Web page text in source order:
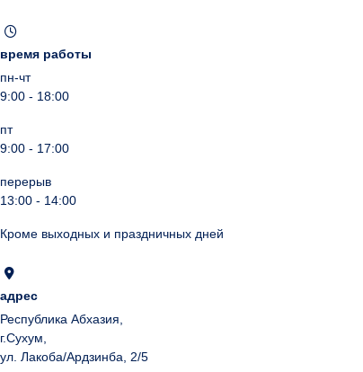
время работы
пн-чт
9:00 - 18:00
пт
9:00 - 17:00
перерыв
13:00 - 14:00
Кроме выходных и праздничных дней
адрес
Республика Абхазия,
г.Сухум,
ул. Лакоба/Ардзинба, 2/5